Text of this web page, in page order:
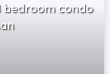
bedroom condo